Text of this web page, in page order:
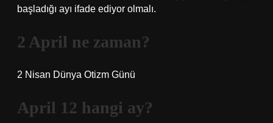
başladığı ayı ifade ediyor olmalı.
2 April ne zaman?
2 Nisan Dünya Otizm Günü
April 12 hangi ay?